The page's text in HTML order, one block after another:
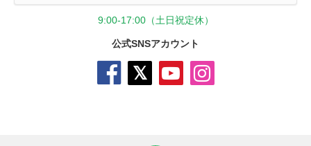
9:00-17:00（土日祝定休）
公式SNSアカウント